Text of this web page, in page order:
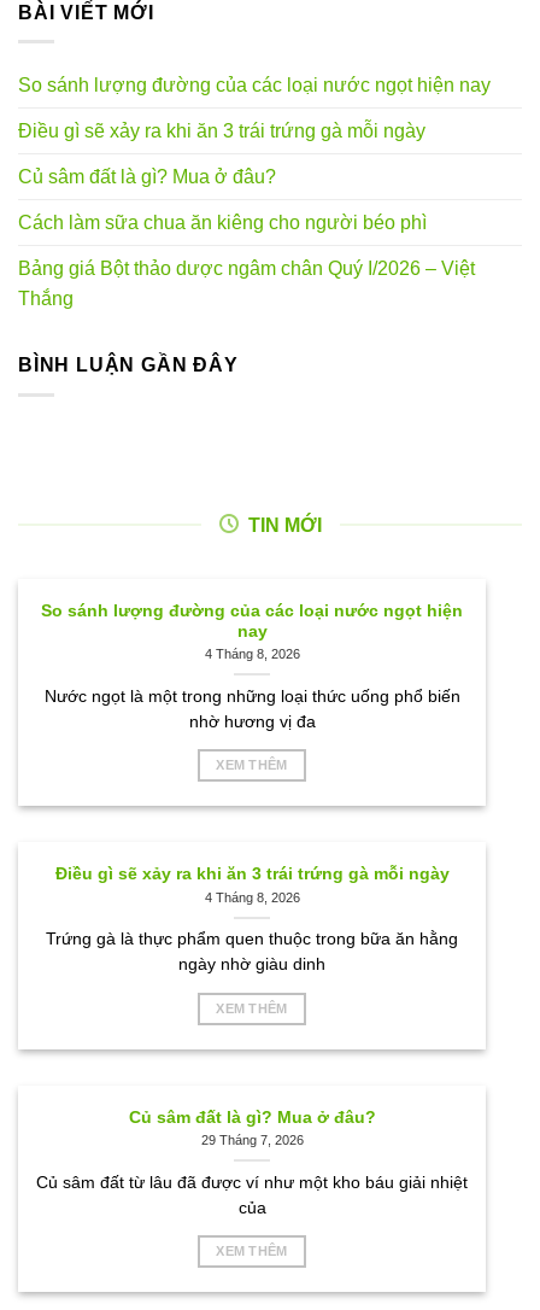
BÀI VIẾT MỚI
So sánh lượng đường của các loại nước ngọt hiện nay
Điều gì sẽ xảy ra khi ăn 3 trái trứng gà mỗi ngày
Củ sâm đất là gì? Mua ở đâu?
Cách làm sữa chua ăn kiêng cho người béo phì
Bảng giá Bột thảo dược ngâm chân Quý I/2026 – Việt
Thắng
BÌNH LUẬN GẦN ĐÂY
TIN MỚI
So sánh lượng đường của các loại nước ngọt hiện
nay
4 Tháng 8, 2026
Nước ngọt là một trong những loại thức uống phổ biến
nhờ hương vị đa
XEM THÊM
Điều gì sẽ xảy ra khi ăn 3 trái trứng gà mỗi ngày
4 Tháng 8, 2026
Trứng gà là thực phẩm quen thuộc trong bữa ăn hằng
ngày nhờ giàu dinh
XEM THÊM
Củ sâm đất là gì? Mua ở đâu?
29 Tháng 7, 2026
Củ sâm đất từ lâu đã được ví như một kho báu giải nhiệt
của
XEM THÊM